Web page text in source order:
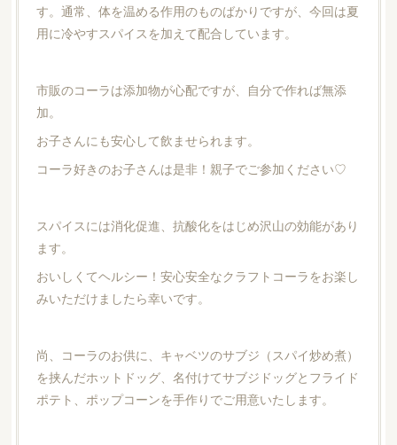
す。通常、体を温める作用のものばかりですが、今回は夏
用に冷やすスパイスを加えて配合しています。
市販のコーラは添加物が心配ですが、自分で作れば無添
加。
お子さんにも安心して飲ませられます。
コーラ好きのお子さんは是非！親子でご参加ください♡
スパイスには消化促進、抗酸化をはじめ沢山の効能があり
ます。
おいしくてヘルシー！安心安全なクラフトコーラをお楽し
みいただけましたら幸いです。
尚、コーラのお供に、キャベツのサブジ（スパイ炒め煮）
を挟んだホットドッグ、名付けてサブジドッグとフライド
ポテト、ポップコーンを手作りでご用意いたします。